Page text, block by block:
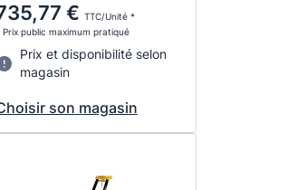
€ TTC/Unité *
Prix public maximum pratiqué
Prix et disponibilité selon
magasin
son magasin